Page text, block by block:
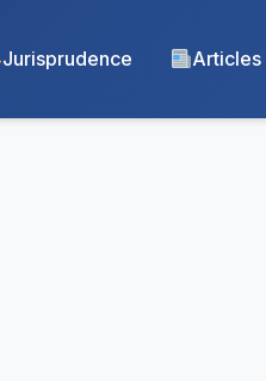
Jurisprudence Articles